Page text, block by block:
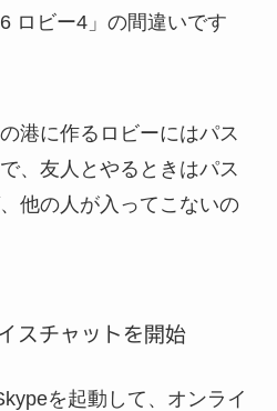
ロビー4」の間違いです
港に作るロビーにはパス
、友人とやるときはパス
他の人が入ってこないの
スチャットを開始
を起動して、オンライ